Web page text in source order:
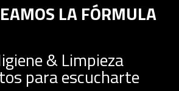
LA FÓRMULA
& Limpieza
para escucharte